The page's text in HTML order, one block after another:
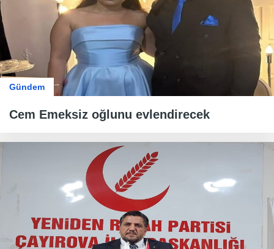
Gündem
Cem Emeksiz oğlunu evlendirecek